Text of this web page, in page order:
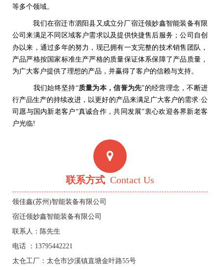
等多个领域。
我们在宿迁市泗阳县 又成立分厂宿迁领妙鑫智能装备有限
公司来满足不同区域客户需求以及提供快捷售后服务；公司自创
办以来，通过多年的努力，现已拥有一支完整的技术销售团队 ，
产品严格按国家标准生产严格的质量保证体系保障了产品质量，
为广大客户提供了理想的产品，并赢得了客户的信赖与支持。
我们始终坚持“质量为本，信誉为先”的经营理念，不断进
行产品生产的持续改进，以更好的产品来满足广大客户的需求·公
司愿与国内新老客户“真诚合作，共同发展”衷心欢迎各界新老客
户光临!
联系方式 Contact Us
领佳鑫(苏州)智能装备有限公司
宿迁领妙鑫智能装备有限公司
联系人：陈先生
电话 ：13795442221
太仓工厂：太仓市沙溪镇直塘金叶路55号